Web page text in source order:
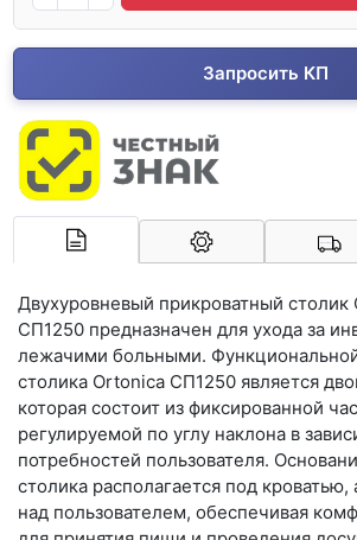
Запросить КП
Двухуровневый прикроватный столик
СП1250 предназначен для ухода за
лежачими больными.
столика Ortonica СП1250 является
которая состоит из фиксированной
регулируемой по углу наклона в
потребностей пользователя.
столика располагается под
над пользователем, обеспечивая